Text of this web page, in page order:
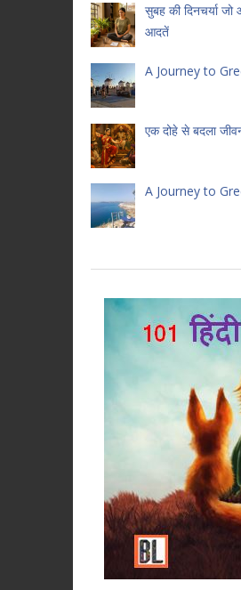
सुबह की दिनचर्या
आदतें
A Journey to
एक दोहे से बदला
A Journey to